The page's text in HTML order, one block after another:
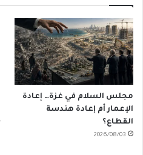
مجلس السلام في غزة… إعادة
الإعمار أم إعادة هندسة
القطاع؟
2026/08/03